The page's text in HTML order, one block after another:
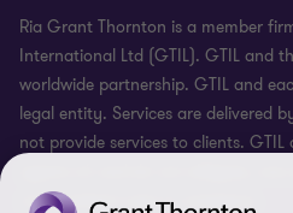
Ria Grant Thornton is a member
International Ltd (GTIL). GTIL and
worldwide partnership. GTIL and
legal entity. Services are delivered
not provide services to clients.
one another’s acts or omissions.